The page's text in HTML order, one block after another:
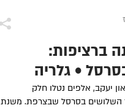
ברציפות:
• גלריה
יעקב, אלפים נטלו חלק
השלושים בסרסל שבצרפת. משנת